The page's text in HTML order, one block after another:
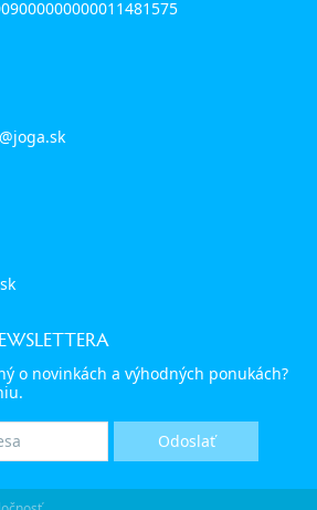
o novinkách a výhodných ponukách?